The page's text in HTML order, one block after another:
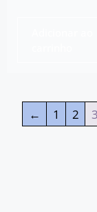
← 1 2 3